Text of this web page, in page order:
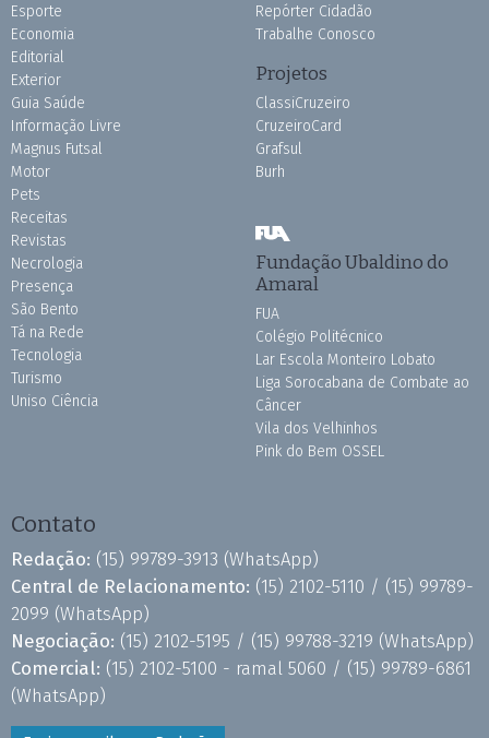
Esporte
Economia
Editorial
Exterior
Guia Saúde
Informação Livre
Magnus Futsal
Motor
Pets
Receitas
Revistas
Necrologia
Presença
São Bento
Tá na Rede
Tecnologia
Turismo
Uniso Ciência
Repórter Cidadão
Trabalhe Conosco
Projetos
ClassiCruzeiro
CruzeiroCard
Grafsul
Burh
Fundação Ubaldino do
Amaral
FUA
Colégio Politécnico
Lar Escola Monteiro Lobato
Liga Sorocabana de Combate ao
Câncer
Vila dos Velhinhos
Pink do Bem OSSEL
Contato
Redação: (15) 99789-3913 (WhatsApp)
Central de Relacionamento: (15) 2102-5110 / (15) 99789-
2099 (WhatsApp)
Negociação: (15) 2102-5195 / (15) 99788-3219 (WhatsApp)
Comercial: (15) 2102-5100 - ramal 5060 / (15) 99789-6861
(WhatsApp)